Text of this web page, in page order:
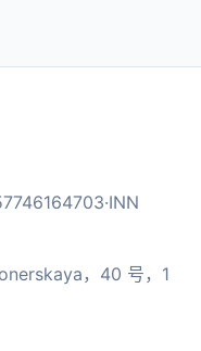
，40 号，1